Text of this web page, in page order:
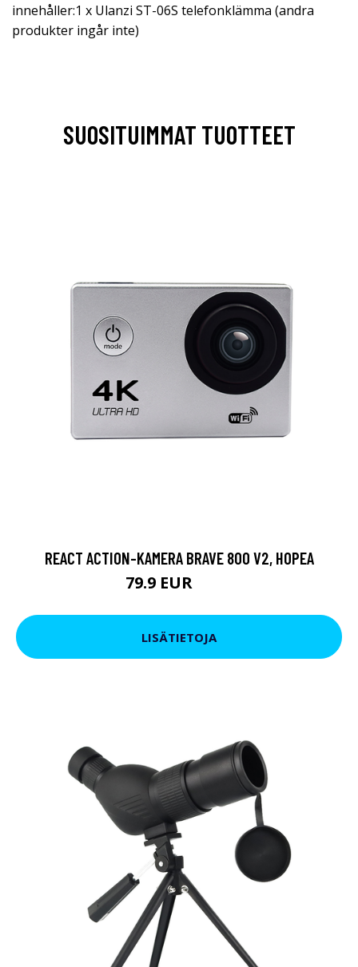
innehåller:1 x Ulanzi ST-06S telefonklämma (andra
produkter ingår inte)
SUOSITUIMMAT TUOTTEET
REACT ACTION-KAMERA BRAVE 800 V2, HOPEA
79.9 EUR
LISÄTIETOJA